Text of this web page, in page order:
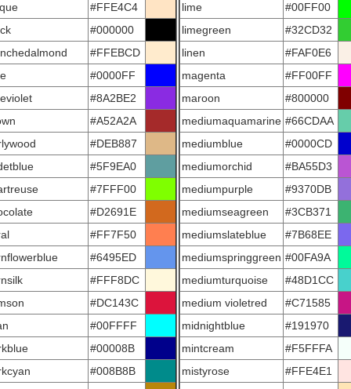
#FFE4C4
#000000
#FFEBCD
#0000FF
#8A2BE2
#A52A2A
#DEB887
#5F9EA0
#7FFF00
#D2691E
#FF7F50
#6495ED
#FFF8DC
#DC143C
#00FFFF
#00008B
#008B8B
lime
#00FF00
limegreen
#32CD32
linen
#FAF0E6
magenta
#FF00FF
maroon
#800000
mediumaquamarine #66CDAA
mediumblue
#0000CD
mediumorchid
#BA55D3
mediumpurple
#9370DB
mediumseagreen
#3CB371
mediumslateblue
#7B68EE
mediumspringgreen #00FA9A
mediumturquoise
#48D1CC
medium violetred
#C71585
midnightblue
#191970
mintcream
#F5FFFA
mistyrose
#FFE4E1